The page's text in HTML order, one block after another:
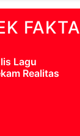
FAKTA
Lagu
Realitas